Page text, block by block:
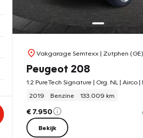
Vakgarage Semtexx | Zutphen (GE)
Peugeot 208
2019
Benzine 133.009 km
€ 7.950
Bekijk